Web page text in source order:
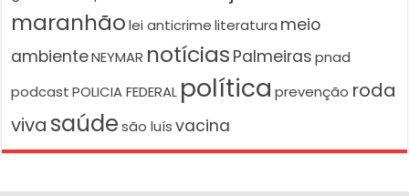
maranhão lei anticrime literatura meio
ambienteNEYMAR notícias Palmeiras pnad
podcast POLICIA FEDERAL política prevenção roda
viva saúde são luís vacina